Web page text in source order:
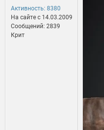
Активность: 8380
На сайте c 14.03.2009
Сообщений: 2839
Крит